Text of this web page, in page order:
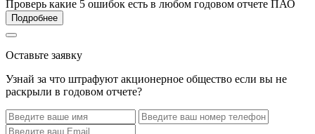
Проверь какие 5 ошибок есть в любом годовом отчете ПАО
Подробнее
Оставьте заявку
Узнай за что штрафуют акционерное общество если вы не
раскрыли в годовом отчете?